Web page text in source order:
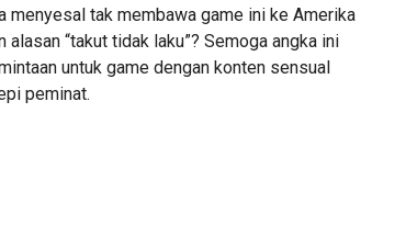
menyesal tak membawa game ini ke Amerika
alasan “takut tidak laku”? Semoga angka ini
untuk game dengan konten sensual
peminat.